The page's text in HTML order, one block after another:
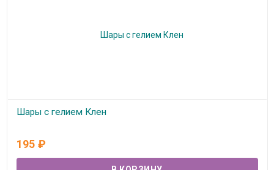
Шары с гелием Клен
195 ₽